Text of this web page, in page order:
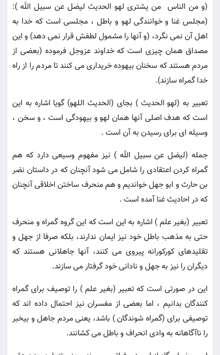
(و من الناس ‍ من يشترى لهو الحديث ليضل عن سبيل الله ):
(مجلس غنا و خوانندگى لهو و باطل ، مجلسى است كه خدا به
اهل آن نمى نگرد، (و آنها را مشمول لطفش قرار نمى دهد) و اين
مصداق همان چيزى است كه خداوند عزوجل فرموده (بعضى از
مردم هستند كه سخنان بيهوده خريدارى مى كنند تا مردم را از راه
خدا گمراه سازند).
تعبير به (لهو الحديث ) بجاى (الحديث اللهو) گويا اشاره به اين
است كه هدف اصلى آنها همان لهو و بيهودگى است ، و سخن ،
وسيله اى براى رسيدن به آن است .
جمله (ليضل عن سبيل الله ) نيز مفهوم وسيعى دارد كه هم
گمراه كردن اعتقادى را شامل مى شود آنچنان كه در داستان نضر
بن حارث و ابو جهل خوانديم و هم منحرف ساختن اخلاقى آنچنان
كه در احاديث غنا آمده است .
تعبير (بغير علم ) اشاره به اين است كه اين گروه گمراه و منحرف
حتى به مذهب باطل خود نيز ايمان ندارند، بلكه صرفا از جهل و
تقليدهاى كوركورانه پيروى مى كنند، آنها جاهلانى هستند كه
ديگران را نيز به جهل و نادانى خود گرفتار مى سازند.
اين در صورتى است كه تعبير (بغير علم ) را توصيف براى گمراه
كنندگان بدانيم ، اما بعضى از مفسران نيز احتمال داده اند كه
توصيفى براى (گمراه شوندگان ) باشد، يعنى مردم جاهل و بيخبر
را ناآگاهانه به وادى انحراف و باطل مى كشانند.